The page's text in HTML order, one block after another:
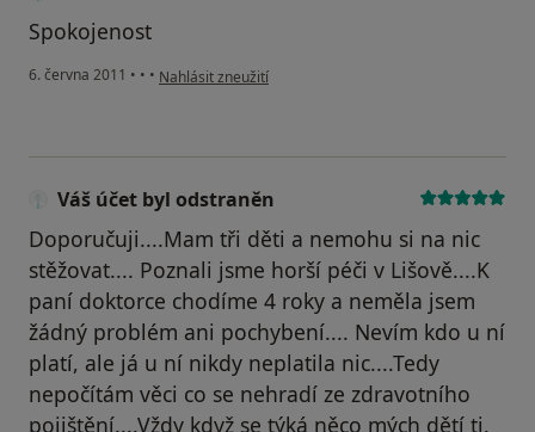
Spokojenost
6. června 2011 • • • podle názoru uživatele Pacient
Nahlásit zneužití
Váš účet byl odstraněn
Doporučuji....Mam tři děti a nemohu si na nic
stěžovat.... Poznali jsme horší péči v Lišově....K
paní doktorce chodíme 4 roky a neměla jsem
žádný problém ani pochybení.... Nevím kdo u ní
platí, ale já u ní nikdy neplatila nic....Tedy
nepočítám věci co se nehradí ze zdravotního
pojištění....Vždy když se týká něco mých dětí tj.